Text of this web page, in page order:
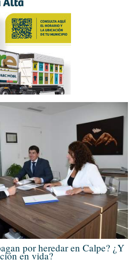
por heredar en Calpe? ¿Y
en vida?